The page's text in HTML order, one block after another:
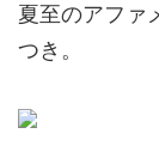
夏至のアファ
つき。